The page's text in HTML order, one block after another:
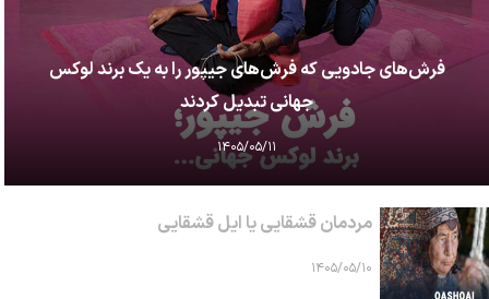
فرش‌های جادویی که فرش‌های جیپور را به یک برند لوکس
جهانی تبدیل کردند
۱۴۰۵/۰۵/۱۱
مردمان قشقایی یا ایل قشقایی
۱۴۰۵/۰۵/۱۰